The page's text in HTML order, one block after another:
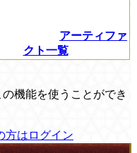
アーティファ
クト一覧
機能を使うことができ
方はログイン